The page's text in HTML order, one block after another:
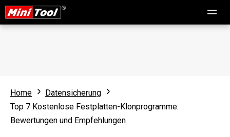
Home
Datensicherung
Top 7 Kostenlose Festplatten-Klonprogramme:
Bewertungen und Empfehlungen